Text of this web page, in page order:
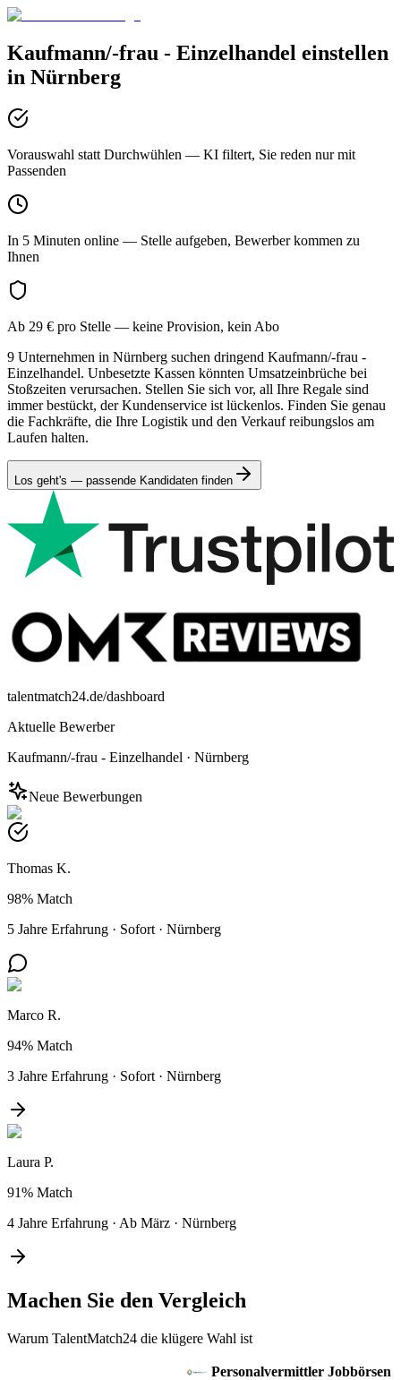
Kaufmann/-frau - Einzelhandel einstellen
in Nürnberg
Vorauswahl statt Durchwühlen — KI filtert, Sie reden nur mit
Passenden
In 5 Minuten online — Stelle aufgeben, Bewerber kommen zu
Ihnen
Ab 29 € pro Stelle — keine Provision, kein Abo
9 Unternehmen in Nürnberg suchen dringend Kaufmann/-frau -
Einzelhandel. Unbesetzte Kassen könnten Umsatzeinbrüche bei
Stoßzeiten verursachen. Stellen Sie sich vor, all Ihre Regale sind
immer bestückt, der Kundenservice ist lückenlos. Finden Sie genau
die Fachkräfte, die Ihre Logistik und den Verkauf reibungslos am
Laufen halten.
Los geht's — passende Kandidaten finden
talentmatch24.de/dashboard
Aktuelle Bewerber
Kaufmann/-frau - Einzelhandel · Nürnberg
Neue Bewerbungen
Thomas K.
98% Match
5 Jahre Erfahrung · Sofort · Nürnberg
Marco R.
94% Match
3 Jahre Erfahrung · Sofort · Nürnberg
Laura P.
91% Match
4 Jahre Erfahrung · Ab März · Nürnberg
Machen Sie den Vergleich
Warum TalentMatch24 die klügere Wahl ist
Personalvermittler Jobbörsen